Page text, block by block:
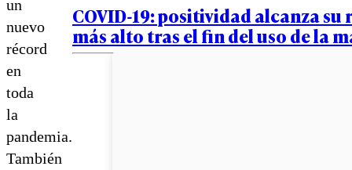
un
nuevo
récord
en
toda
la
pandemia.
También
COVID-19: positividad alcanza
más alto tras el fin del uso de la